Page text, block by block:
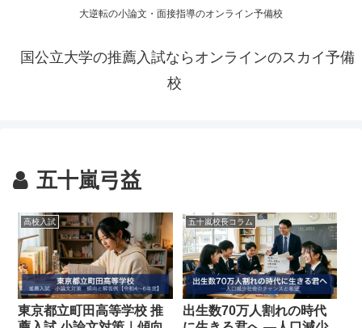
大逆転の小論文・面接指導のオンライン予備校
国公立大学の推薦入試ならオンラインのスカイ予備
校
五十嵐弓益
高校入試
東京都立町田高等学校 推
五十嵐校長コラム
出生数70万人割れの時代